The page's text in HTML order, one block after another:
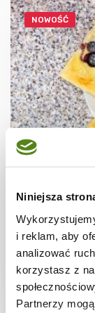
Niniejsza
i reklam, aby
analizować
korzystasz z
Partnerzy
NOWOŚĆ
Ciastka